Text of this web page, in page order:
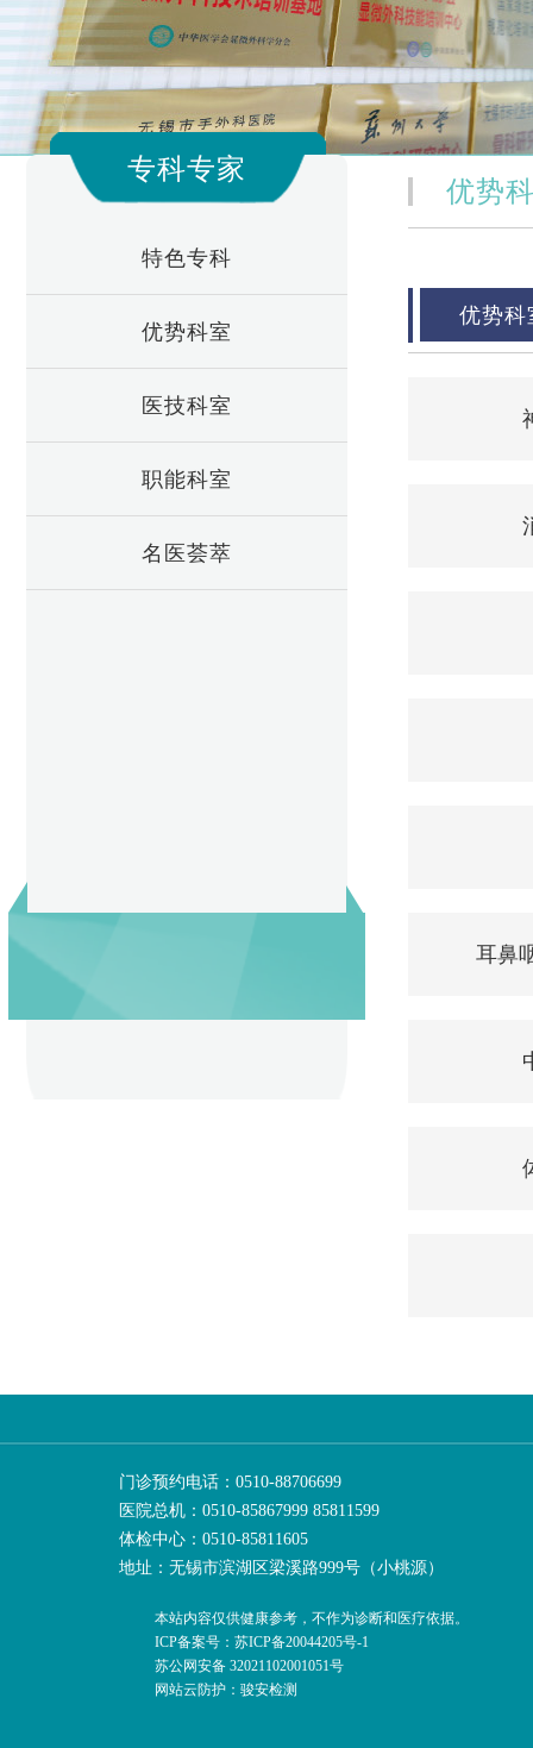
专科专家
特色专科
优势科室
医技科室
职能科室
名医荟萃
优势
优势科
耳鼻
门诊预约电话：0510-88706699
医院总机：0510-85867999 85811599
体检中心：0510-85811605
地址：无锡市滨湖区梁溪路999号（小桃源）
本站内容仅供健康参考，不作为诊断和医疗依据。
ICP备案号：苏ICP备20044205号-1
苏公网安备 32021102001051号
网站云防护：骏安检测